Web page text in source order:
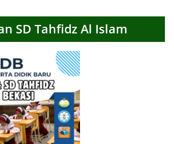
SD Tahfidz Al Islam